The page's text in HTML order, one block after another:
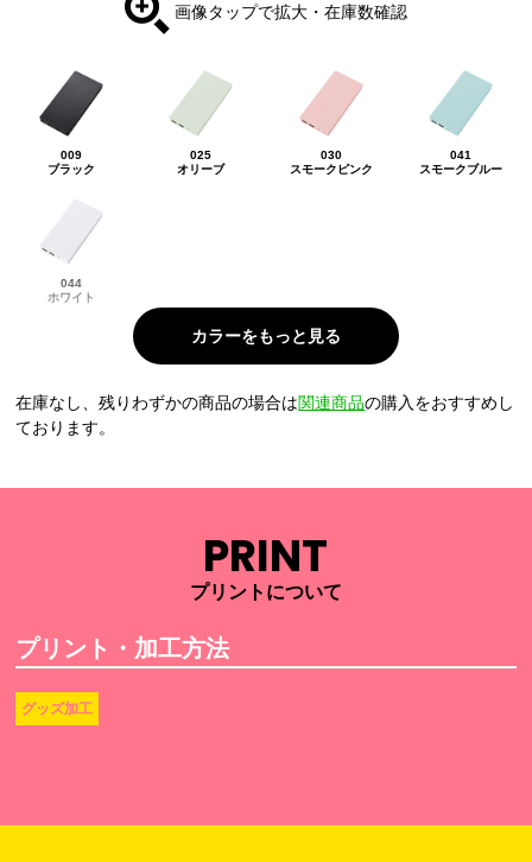
画像タップで拡大・在庫数確認
009
ブラック
025
オリーブ
030
スモークピンク
041
スモークブルー
044
ホワイト
在庫なし、残りわずかの商品の場合は関連商品の購入をおすすめし
ております。
PRINT
プリントについて
プリント・加工方法
グッズ加工